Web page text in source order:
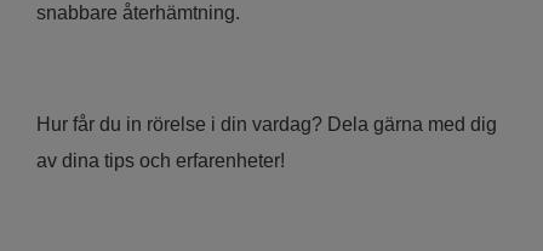
snabbare återhämtning.
Hur får du in rörelse i din vardag? Dela gärna med dig
av dina tips och erfarenheter!